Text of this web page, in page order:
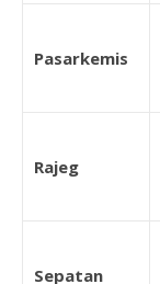
Pasarkemis
Rajeg
Sepatan